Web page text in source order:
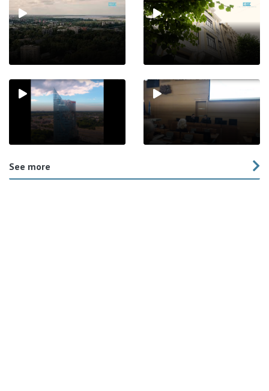
See more